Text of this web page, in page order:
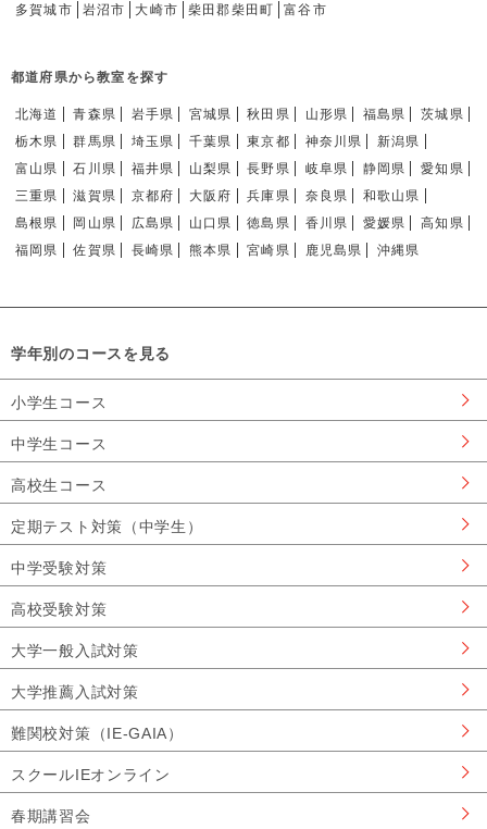
多賀城市
岩沼市 大崎市 柴田郡柴田町 富谷市
都道府県から教室を探す
北海道 青森県 岩手県 宮城県 秋田県 山形県 福島県
茨城県
栃木県
群馬県 埼玉県 千葉県 東京都 神奈川県
新潟県
富山県
石川県 福井県 山梨県 長野県 岐阜県 静岡県
愛知県
三重県
滋賀県 京都府 大阪府 兵庫県 奈良県
和歌山県
島根県
岡山県 広島県 山口県 徳島県 香川県 愛媛県
高知県
福岡県
佐賀県 長崎県 熊本県 宮崎県 鹿児島県 沖縄県
学年別のコースを見る
小学生コース
中学生コース
高校生コース
定期テスト対策（中学生）
中学受験対策
高校受験対策
大学一般入試対策
大学推薦入試対策
難関校対策（IE-GAIA）
スクールIEオンライン
春期講習会